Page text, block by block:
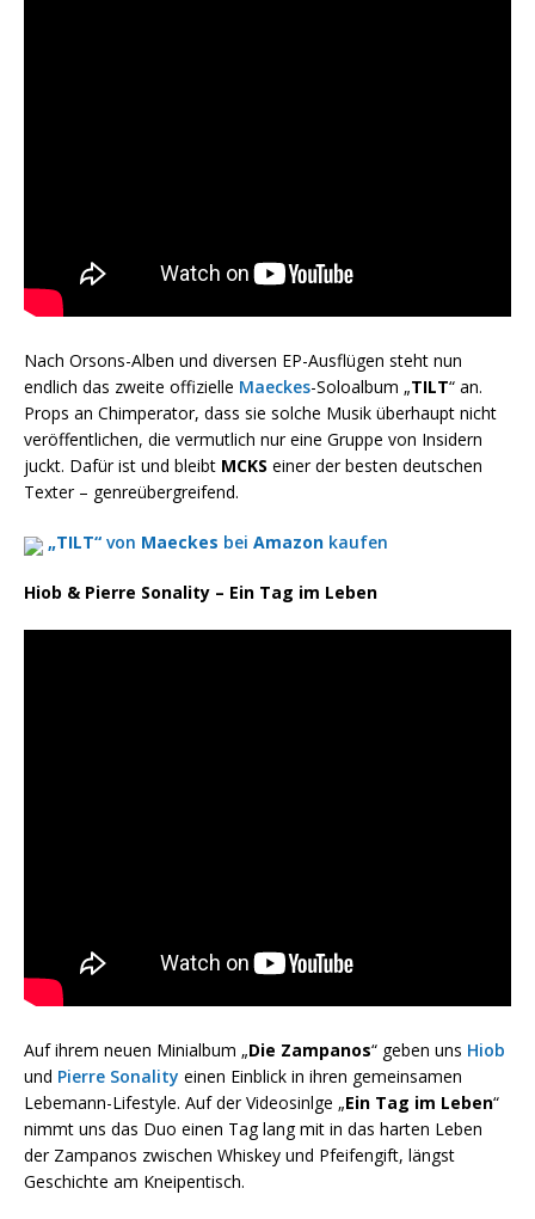
Nach Orsons-Alben und diversen EP-Ausflügen steht nun
endlich das zweite offizielle Maeckes-Soloalbum „TILT“ an.
Props an Chimperator, dass sie solche Musik überhaupt nicht
veröffentlichen, die vermutlich nur eine Gruppe von Insidern
juckt. Dafür ist und bleibt MCKS einer der besten deutschen
Texter – genreübergreifend.
„TILT“ von Maeckes bei Amazon kaufen
Hiob & Pierre Sonality – Ein Tag im Leben
Auf ihrem neuen Minialbum „Die Zampanos“ geben uns Hiob
und Pierre Sonality einen Einblick in ihren gemeinsamen
Lebemann-Lifestyle. Auf der Videosinlge „Ein Tag im Leben“
nimmt uns das Duo einen Tag lang mit in das harten Leben
der Zampanos zwischen Whiskey und Pfeifengift, längst
Geschichte am Kneipentisch.